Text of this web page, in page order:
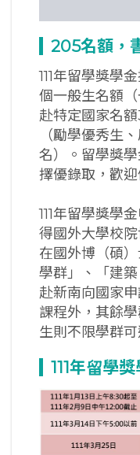
205名額，
111年留學獎學
個一般生名額
赴特定國家名
（勵學優秀生
名）。留學獎
擇優錄取，歡
111年留學獎學
得國外大學校
在國外博（碩
學群」、「建
赴新南向國家
課程外，其餘
生則不限學群
111年留學